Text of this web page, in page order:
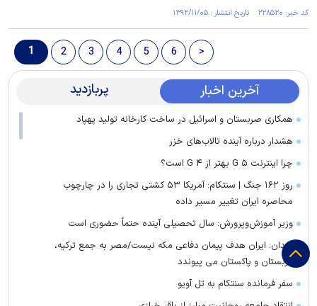
کد خبر: ۲۲۸۵۲۰ تاریخ انتشار : ۱۳۹۲/۱۱/۰۵
1 2 3 4 5 6 >
آخرین اخبار پربازدید
همکاری صربستان و اسرائیل در ساخت کارخانه تولید پهپاد
هشدار درباره آینده تالاب‌های خزر
چرا اینترنت ۵ G بهتر از ۴ G است؟
روز ۱۶۲ جنگ | سنتکام: آمریکا ۵۳ کشتی تجاری را در چارچوب
محاصره ایران تغییر مسیر داده
وزیر آموزش‌وپرورش: سال تحصیلی آینده حتماً حضوری است
فیدان: ایران هدف پیمان دفاعی مکه نیست/مصر به جمع ترکیه،
عربستان و پاکستان می پیوندد
سفر فرمانده سنتکام به تل آویو